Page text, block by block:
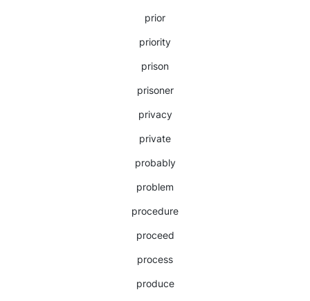
prior
priority
prison
prisoner
privacy
private
probably
problem
procedure
proceed
process
produce